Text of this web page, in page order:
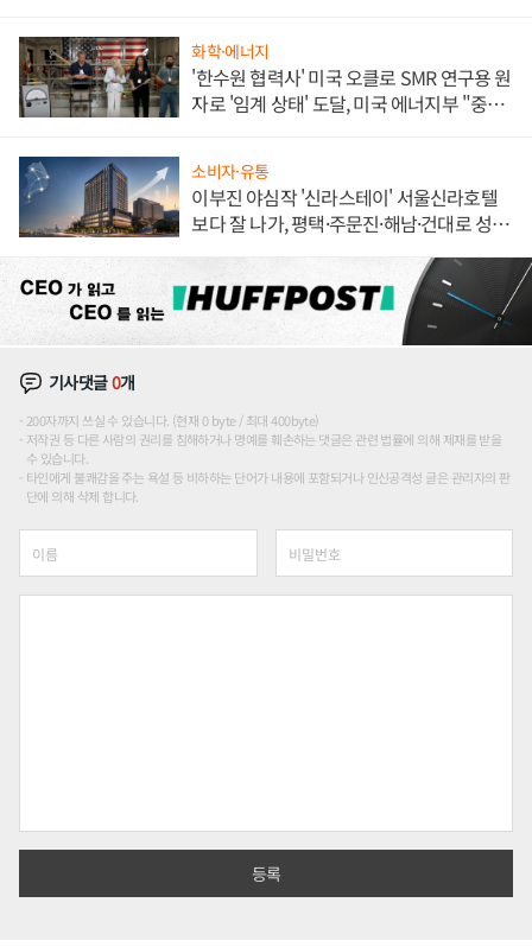
화학·에너지
'한수원 협력사' 미국 오클로 SMR 연구용 원
자로 '임계 상태' 도달, 미국 에너지부 "중요
소비자·유통
이부진 야심작 '신라스테이' 서울신라호텔
보다 잘 나가, 평택·주문진·해남·건대로 성
기사댓글0개
200자까지 쓰실 수 있습니다. (현재 0 byte / 최대 400byte)
저작권 등 다른 사람의 권리를 침해하거나 명예를 훼손하는 댓글은 관련 법률에 의해 제재를 받을
수 있습니다.
타인에게 불쾌감을 주는 욕설 등 비하하는 단어가 내용에 포함되거나 인신공격성 글은 관리자의 판
단에 의해 삭제 합니다.